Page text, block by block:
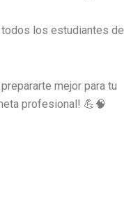
todos los estudiantes de
mejor para tu
profesional! 💪🧠